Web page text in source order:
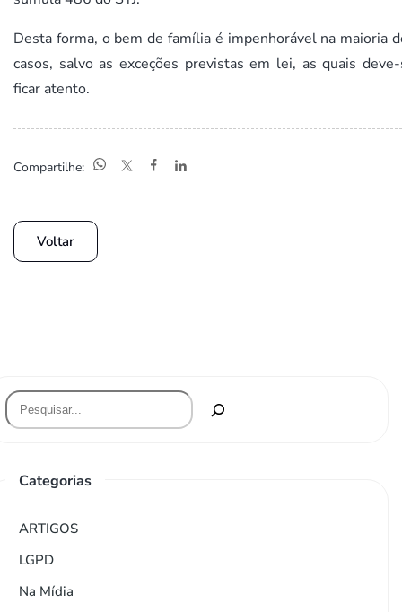
Desta forma, o bem de família é impenhorável na maioria
casos, salvo as exceções previstas em lei, as quais
ficar atento.
Compartilhe:
Voltar
Categorias
ARTIGOS
LGPD
Na Mídia